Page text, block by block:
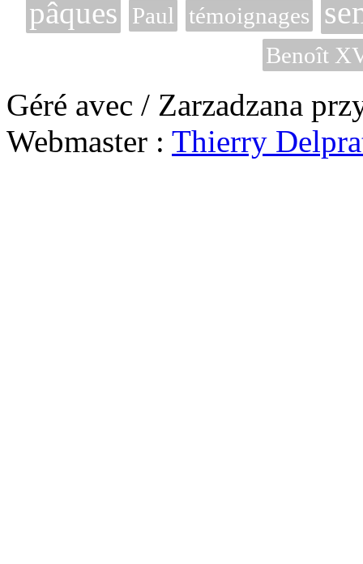
pâques Paul témoignages
Benoît
Géré avec / Zarzadzana
Webmaster : Thierry